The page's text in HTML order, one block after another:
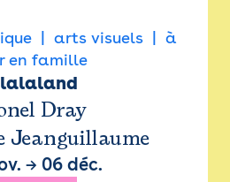
arts visuels
à
en famille
Dray
Jeanguillaume
→ 06 déc.